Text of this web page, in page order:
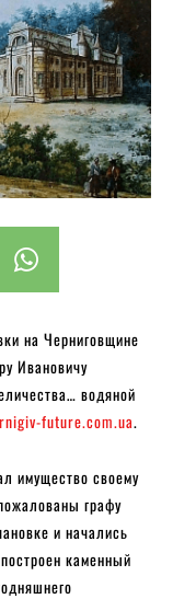
на Черниговщине
Ивановичу
водяной
future.com.ua.
имущество своему
графу
и начались
каменный